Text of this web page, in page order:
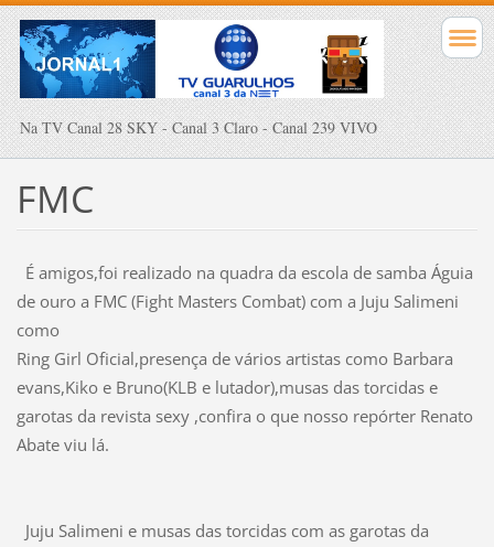
Na TV Canal 28 SKY - Canal 3 Claro - Canal 239 VIVO
FMC
É amigos,foi realizado na quadra da escola de samba Águia
de ouro a FMC (Fight Masters Combat) com a Juju Salimeni
como
Ring Girl Oficial,presença de vários artistas como Barbara
evans,Kiko e Bruno(KLB e lutador),musas das torcidas e
garotas da revista sexy ,confira o que nosso repórter Renato
Abate viu lá.
Juju Salimeni e musas das torcidas com as garotas da